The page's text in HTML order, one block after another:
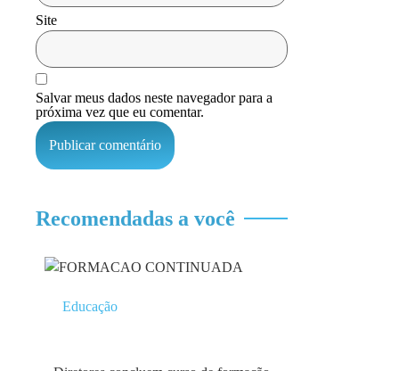
Site
Salvar meus dados neste navegador para a
próxima vez que eu comentar.
Recomendadas a você
Educação